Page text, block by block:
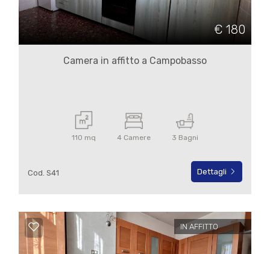
€ 180
Camera in affitto a Campobasso
110 mq 4 Camere 3 Bagni
Cod. S41 Dettagli
IN AFFITTO
Bagni
minimi
4